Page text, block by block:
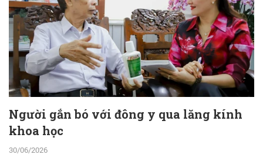
Người gắn bó với đông y qua lăng kính
khoa học
30/06/2026